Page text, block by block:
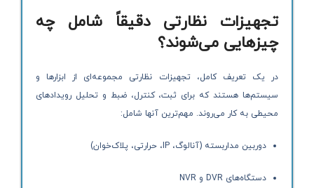
تجهیزات نظارتی دقیقاً شامل چه
چیزهایی می‌شوند؟
در یک تعریف کامل، تجهیزات نظارتی مجموعه‌ای از ابزارها و
سیستم‌ها هستند که برای ثبت، کنترل، ضبط و تحلیل رویدادهای
محیطی به کار می‌روند. مهم‌ترین آنها شامل:
دوربین مداربسته (آنالوگ، IP، حرارتی، پلاک‌خوان)
دستگاه‌های DVR و NVR